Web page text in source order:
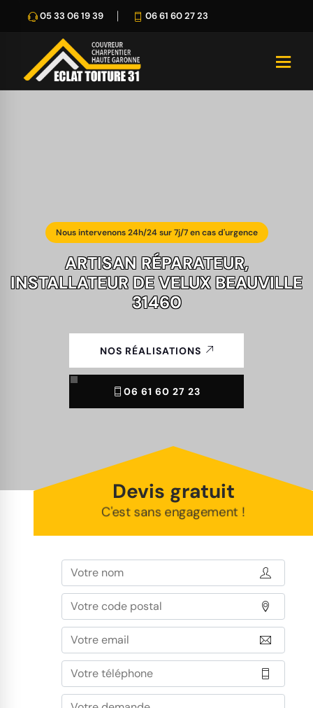
05 33 06 19 39 06 61 60 27 23
Nous intervenons 24h/24 sur 7j/7 en cas d'urgence
ARTISAN RÉPARATEUR,
INSTALLATEUR DE VELUX BEAUVILLE
31460
NOS RÉALISATIONS
06 61 60 27 23
Devis gratuit
C'est sans engagement !